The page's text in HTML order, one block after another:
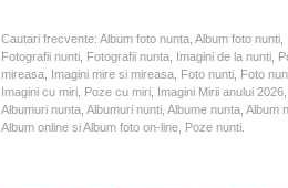
Cautari frecvente: Album foto nunta, Album foto
Fotografii nunti, Fotografii nunta, Imagini de la nunti,
mireasa, Imagini mire si mireasa, Foto nunti, Foto
Imagini cu miri, Poze cu miri, Imagini Mirii anului
Albumuri nunta, Albumuri nunti, Albume nunta,
Album online si Album foto on-line, Poze nunti.